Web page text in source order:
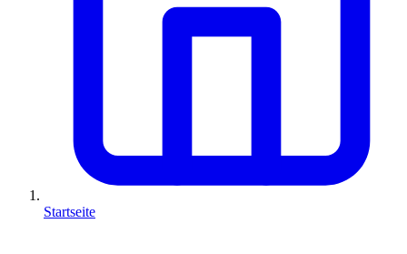
Startseite